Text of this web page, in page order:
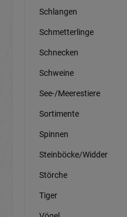
Schlangen
Schmetterlinge
Schnecken
Schweine
See-/Meerestiere
Sortimente
Spinnen
Steinböcke/Widder
Störche
Tiger